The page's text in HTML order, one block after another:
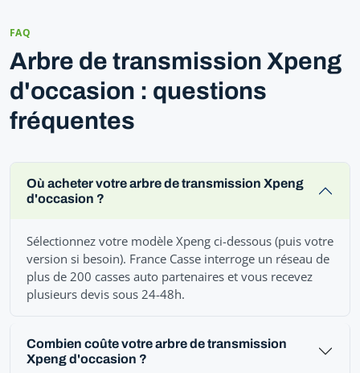
FAQ
Arbre de transmission Xpeng
d'occasion : questions
fréquentes
Où acheter votre arbre de transmission Xpeng
d'occasion ?
Sélectionnez votre modèle Xpeng ci-dessous (puis votre
version si besoin). France Casse interroge un réseau de
plus de 200 casses auto partenaires et vous recevez
plusieurs devis sous 24-48h.
Combien coûte votre arbre de transmission
Xpeng d'occasion ?